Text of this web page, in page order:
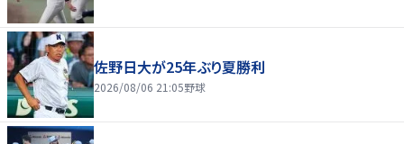
佐野日大が25年ぶり夏勝利
2026/08/06 21:05野球